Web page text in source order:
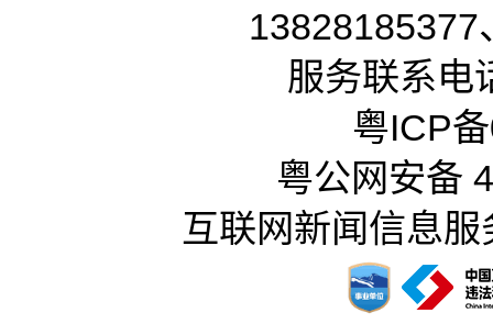
13828185377
服务联系电
粤ICP
粤公网安备
互联网新闻信息